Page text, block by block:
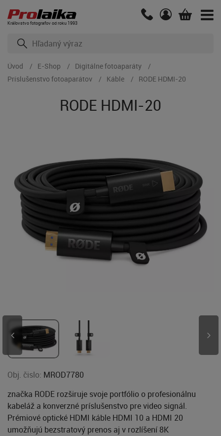
Kráľovstvo fotografov od roku 1993
Úvod E-Shop
Digitálne fotoaparáty
Príslušenstvo fotoaparátov
Káble RODE HDMI-20
RODE HDMI-20
Obj. čislo: MROD7780
značka RODE rozširuje svoje portfólio o profesionálnu
kabeláž a konverzné príslušenstvo pre video signál.
Prémiové optické HDMI káble HDMI 10 a HDMI 20
umožňujú bezstratový prenos aj v rozlíšení 8K